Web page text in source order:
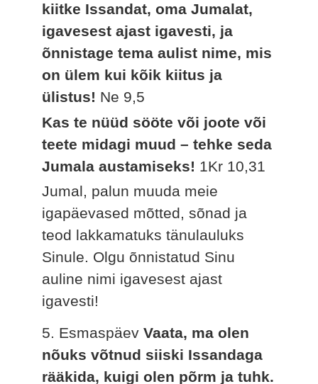
kiitke Issandat, oma Jumalat,
igavesest ajast igavesti, ja
õnnistage tema aulist nime, mis
on ülem kui kõik kiitus ja
ülistus! Ne 9,5
Kas te nüüd sööte või joote või
teete midagi muud – tehke seda
Jumala austamiseks! 1Kr 10,31
Jumal, palun muuda meie
igapäevased mõtted, sõnad ja
teod lakkamatuks tänulauluks
Sinule. Olgu õnnistatud Sinu
auline nimi igavesest ajast
igavesti!
5. EsmaspäevVaata, ma olen
nõuks võtnud siiski Issandaga
rääkida, kuigi olen põrm ja tuhk.